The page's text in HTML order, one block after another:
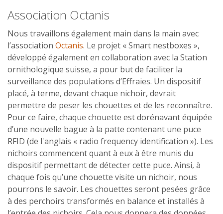
Association Octanis
Nous travaillons également main dans la main avec
l’association Octanis. Le projet « Smart nestboxes »,
développé également en collaboration avec la Station
ornithologique suisse, a pour but de faciliter la
surveillance des populations d’Effraies. Un dispositif
placé, à terme, devant chaque nichoir, devrait
permettre de peser les chouettes et de les reconnaître.
Pour ce faire, chaque chouette est dorénavant équipée
d’une nouvelle bague à la patte contenant une puce
RFID (de l'anglais « radio frequency identification »). Les
nichoirs commencent quant à eux à être munis du
dispositif permettant de détecter cette puce. Ainsi, à
chaque fois qu’une chouette visite un nichoir, nous
pourrons le savoir. Les chouettes seront pesées grâce
à des perchoirs transformés en balance et installés à